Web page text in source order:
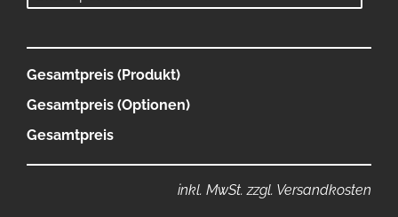
Gesamtpreis (Produkt)
Gesamtpreis (Optionen)
Gesamtpreis
inkl. MwSt. zzgl. Versandkosten